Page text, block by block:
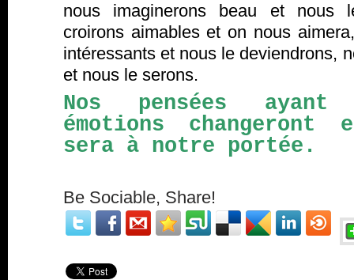
nous imaginerons beau et nous
croirons aimables et on nous
intéressants et nous le deviendrons,
et nous le serons.
Nos pensées ayant
émotions changeront
sera à notre portée.
Be Sociable, Share!